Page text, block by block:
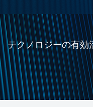
テクノロジーの有効